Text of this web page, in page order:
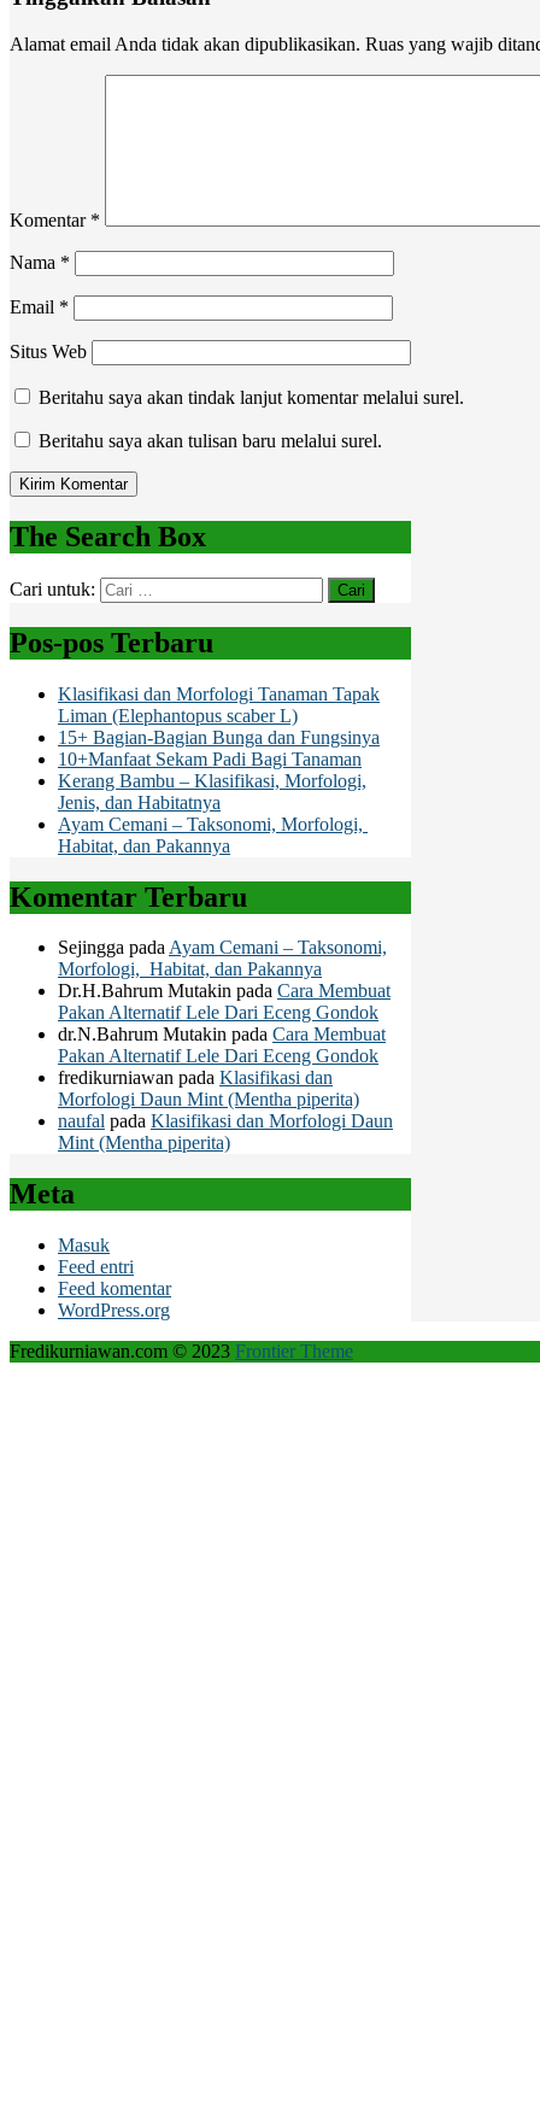
Alamat email Anda tidak akan dipublikasikan. Ruas yang wajib
Komentar *
Nama *
Email *
Situs Web
Beritahu saya akan tindak lanjut komentar melalui surel.
Beritahu saya akan tulisan baru melalui surel.
The Search Box
Cari untuk:
Pos-pos Terbaru
Klasifikasi dan Morfologi Tanaman Tapak
Liman (Elephantopus scaber L)
15+ Bagian-Bagian Bunga dan Fungsinya
10+Manfaat Sekam Padi Bagi Tanaman
Kerang Bambu – Klasifikasi, Morfologi,
Jenis, dan Habitatnya
Ayam Cemani – Taksonomi, Morfologi,
Habitat, dan Pakannya
Komentar Terbaru
Sejingga padaAyam Cemani – Taksonomi,
Morfologi, Habitat, dan Pakannya
Dr.H.Bahrum Mutakin pada Cara Membuat
Pakan Alternatif Lele Dari Eceng Gondok
dr.N.Bahrum Mutakin pada Cara Membuat
Pakan Alternatif Lele Dari Eceng Gondok
fredikurniawan pada Klasifikasi dan
Morfologi Daun Mint (Mentha piperita)
naufal pada Klasifikasi dan Morfologi Daun
Mint (Mentha piperita)
Meta
Masuk
Feed entri
Feed komentar
WordPress.org
Fredikurniawan.com © 2023 Frontier Theme